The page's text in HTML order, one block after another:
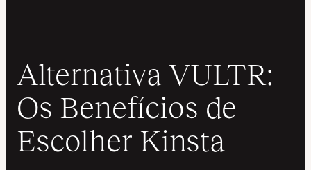
Alternativa VULTR:
Os Benefícios de
Escolher Kinsta